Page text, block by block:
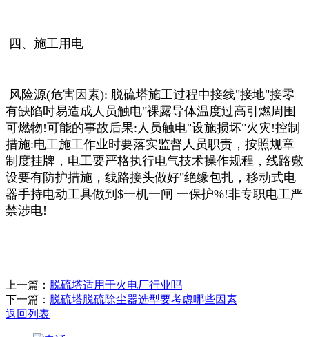
四、施工用电
风险源(危害因素): 脱硫塔施工过程中接线"接地"接零
有缺陷时易造成人员触电"裸露导体温度过高引燃周围
可燃物!可能的事故后果:人员触电"设施损坏"火灾!控制
措施:电工施工作业时要落实监督人员职责，按照规章
制度挂牌，电工要严格执行电气技术操作规程，线路敷
设要有防护措施，线路接头做好"绝缘包扎，移动式电
器手持电动工具做到$一机一闸 一保护%!非专职电工严
禁涉电!
上一篇： 脱硫塔适用于火电厂行业吗
下一篇： 脱硫塔脱硫除尘器选型要考虑哪些因素
返回列表